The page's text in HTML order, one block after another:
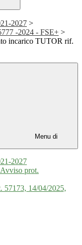
2027 >
-2024 - FSE+ >
incarico TUTOR rif.
Menu di
2027
prot.
57173, 14/04/2025,